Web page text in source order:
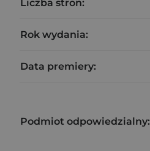
Liczba stron:
Rok wydania:
Data premiery:
Podmiot odpowiedzialny: